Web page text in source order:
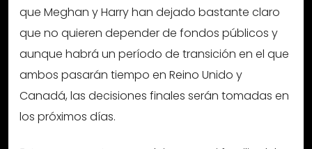
que Meghan y Harry han dejado bastante claro
que no quieren depender de fondos públicos y
aunque habrá un período de transición en el que
ambos pasarán tiempo en Reino Unido y
Canadá, las decisiones finales serán tomadas en
los próximos días.